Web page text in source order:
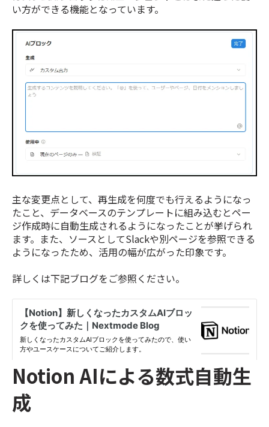
い方ができる機能となっています。
主な変更点として、再生成を何度でも行えるようになっ
たこと、データベースのテンプレートに組み込むとペー
ジ作成時に自動生成されるようになったことが挙げられ
ます。また、ソースとしてSlackや別ページを参照できる
ようになったため、活用の幅が広がった印象です。
詳しくは下記ブログをご参照ください。
Notion AIによる数式自動生
成